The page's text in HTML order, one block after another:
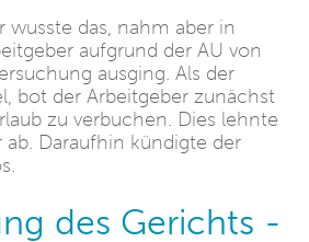
wusste das, nahm aber in
aufgrund der AU von
ausging. Als der
bot der Arbeitgeber zunächst
zu verbuchen. Dies lehnte
Daraufhin kündigte der
des Gerichts -